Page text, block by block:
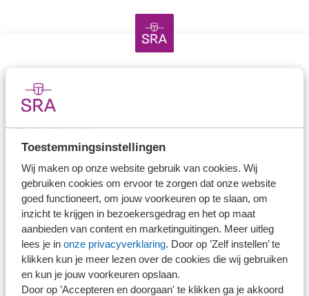
Toestemmingsinstellingen
Wij maken op onze website gebruik van cookies. Wij
gebruiken cookies om ervoor te zorgen dat onze website
goed functioneert, om jouw voorkeuren op te slaan, om
inzicht te krijgen in bezoekersgedrag en het op maat
aanbieden van content en marketinguitingen. Meer uitleg
lees je in onze privacyverklaring. Door op ’Zelf instellen’ te
klikken kun je meer lezen over de cookies die wij gebruiken
en kun je jouw voorkeuren opslaan.
Door op ’Accepteren en doorgaan' te klikken ga je akkoord
Stel je vaktechnische vraag
Branche in Zicht
Dossiers
Kantoorvinder
Nieuwsbank
Handige links
Veilig bestanden delen
SRA-gecertificeerd